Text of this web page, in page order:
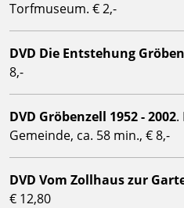
Torfmuseum. € 2,-
DVD Die Entstehung
8,-
DVD Gröbenzell 1952 - 2002.
Gemeinde, ca. 58 min., € 8,-
DVD Vom Zollhaus zur
€ 12,80